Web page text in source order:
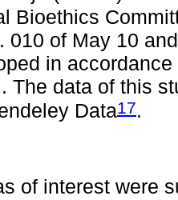
Bioethics
010 of May 10
in
The data of this
Data17.
of interest were